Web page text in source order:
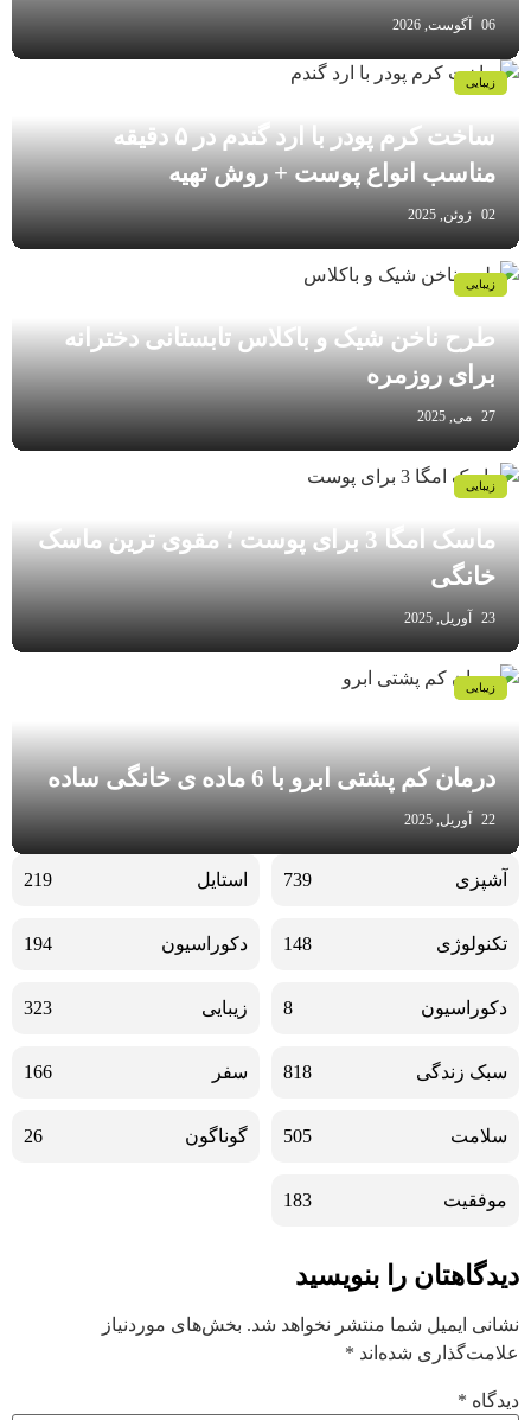
06 آگوست, 2026
ساخت کرم پودر با ارد گندم در ۵ دقیقه
مناسب انواع پوست‌ + روش تهیه
02 ژوئن, 2025
زیبایی
طرح ناخن شیک و باکلاس تابستانی دخترانه
برای روزمره
27 می, 2025
زیبایی
ماسک امگا 3 برای پوست ؛ مقوی ترین ماسک
خانگی
23 آوریل, 2025
زیبایی
درمان کم پشتی ابرو با 6 ماده ی خانگی ساده
22 آوریل, 2025
زیبایی
آشپزی 739 استایل 219
تکنولوژی 148 دکوراسیون 194
دکوراسیون 8 زیبایی 323
سبک زندگی 818 سفر 166
سلامت 505 گوناگون 26
موفقیت 183
دیدگاهتان را بنویسید
نشانی ایمیل شما منتشر نخواهد شد. بخش‌های موردنیاز
علامت‌گذاری شده‌اند *
دیدگاه *